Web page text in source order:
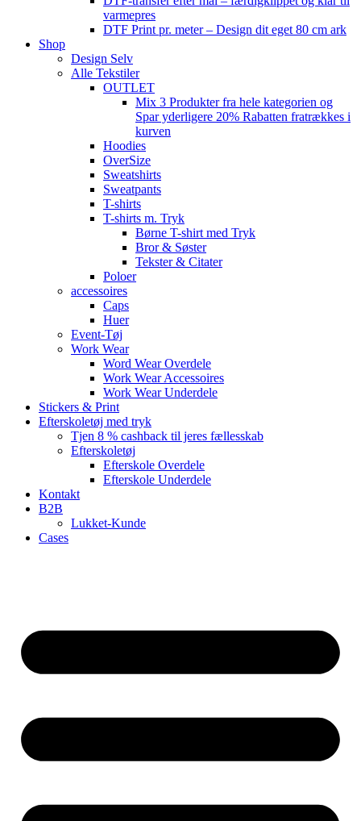
varmepres
DTF Print pr. meter – Design dit eget 80 cm ark
Shop
Design Selv
Alle Tekstiler
OUTLET
Mix 3 Produkter fra hele kategorien og
Spar yderligere 20% Rabatten fratrækkes i
kurven
Hoodies
OverSize
Sweatshirts
Sweatpants
T-shirts
T-shirts m. Tryk
Børne T-shirt med Tryk
Bror & Søster
Tekster & Citater
Poloer
accessoires
Caps
Huer
Event-Tøj
Work Wear
Word Wear Overdele
Work Wear Accessoires
Work Wear Underdele
Stickers & Print
Efterskoletøj med tryk
Tjen 8 % cashback til jeres fællesskab
Efterskoletøj
Efterskole Overdele
Efterskole Underdele
Kontakt
B2B
Lukket-Kunde
Cases